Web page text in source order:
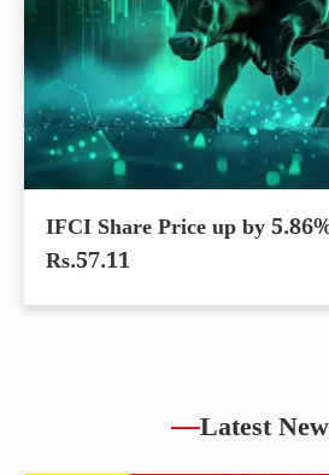
IFCI Share Price up by
Rs.57.11
Latest